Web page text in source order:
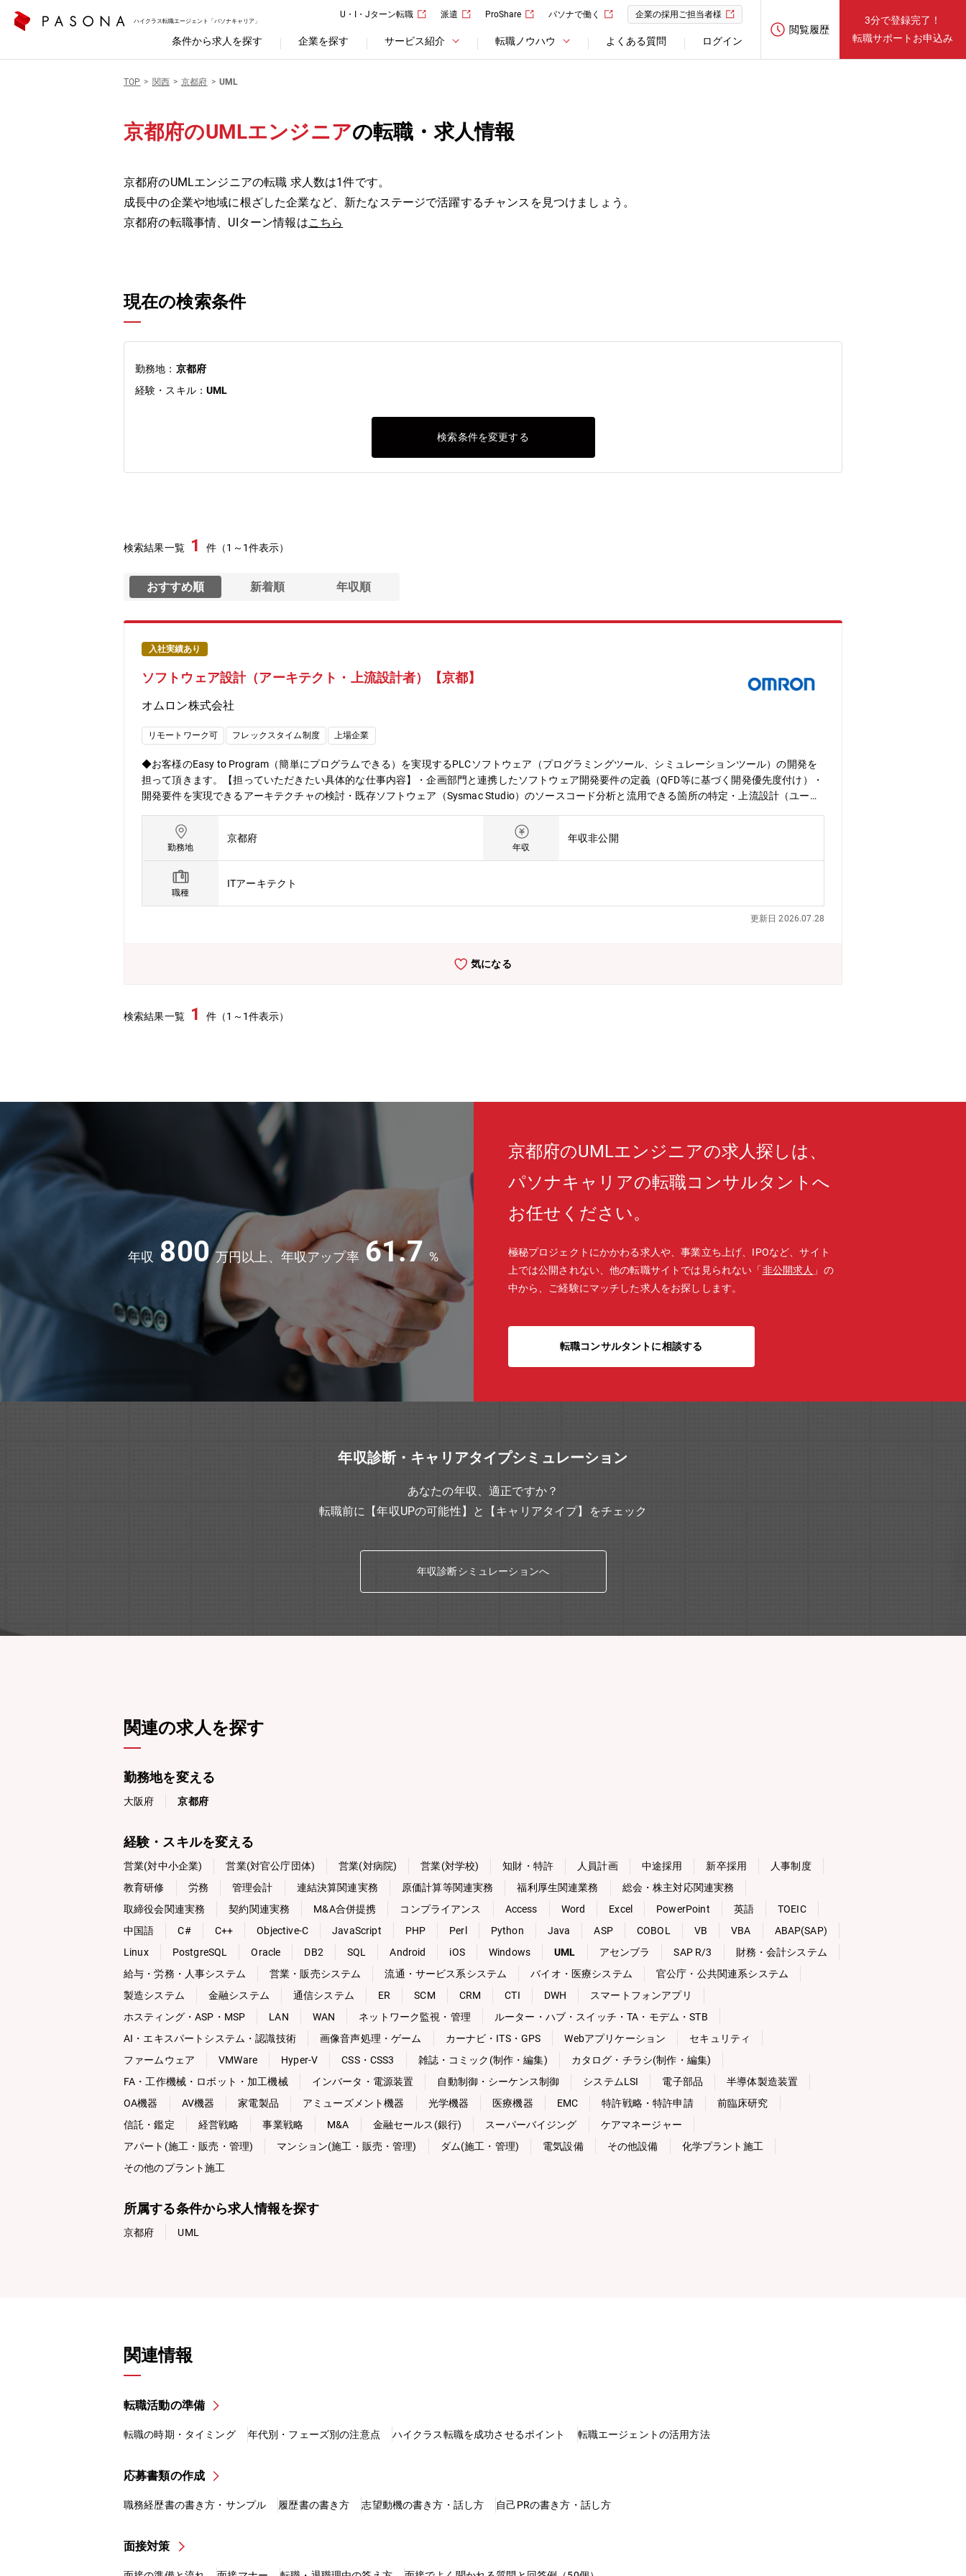
ハイクラス転職エージェント「パソナキャリア」
U・I・Jターン転職 派遣 ProShare パソナで働く 企業の採用ご担当者様
条件から求人を探す 企業を探す サービス紹介 転職ノウハウ よくある質問 ログイン
閲覧履歴
3分で登録完了！
転職サポートお申込み
TOP 関西 京都府 UML
京都府のUMLエンジニアの転職・求人情報
京都府のUMLエンジニアの転職 求人数は1件です。
成長中の企業や地域に根ざした企業など、新たなステージで活躍するチャンスを見つけましょう。
京都府の転職事情、UIターン情報はこちら
現在の検索条件
勤務地： 京都府
経験・スキル：UML
検索条件を変更する
検索結果一覧 1 件（1～1件表示）
おすすめ順 新着順 年収順
入社実績あり
ソフトウェア設計（アーキテクト・上流設計者）【京都】
オムロン株式会社
リモートワーク可 フレックスタイム制度 上場企業
◆お客様のEasy to Program（簡単にプログラムできる）を実現するPLCソフトウェア（プログラミングツール、シミュレーションツール）の開発を
担って頂きます。【担っていただきたい具体的な仕事内容】・企画部門と連携したソフトウェア開発要件の定義（QFD等に基づく開発優先度付け）・
開発要件を実現できるアーキテクチャの検討・既存ソフトウェア（Sysmac Studio）のソースコード分析と流用できる箇所の特定・上流設計（ユース
り現場は、熟練技術者の高齢化、人財不足、属人化した開発に起因した低い開発生産性、など深刻な課題に直面しています。我々は、生成AIやシミュ
レーションなどDX技術やネットワーク技術を活用し、製造業のお客様の開発生産性向上を通じて、世界や日本の製造業をより良くしていくことを目
指しています。我々と一緒に、「製造業DX」の推進を通じて製造業をより良くしていきたい、という想いを持った方を、業界・企業問わず幅広く募
集しています（制御機器の開発経験は問いません）。【具体的な仕事内容に対しての期待する成果】■製造業・社会への貢献PLCプログラム開発の自
動化を進めることで、製造業が直面する深刻な問題（熟練技術者の高齢化、人財不足、属人化した開発に起因した低い開発生産性）の解決に貢献でき
ます。■事業への貢献お客様と一緒に課題解決をすることで、お客様の事業拡大に貢献し、結果、自社のコントローラ事業拡大に貢献できます。■ご
自身のキャリアの成長・製造業DXの最前線で、社会的意義のあるPLCプログラム開発の自動化に関わることができます・同社での経験を積むこと
管理・Jira / Redmine / Slack など■ その他・O365【組織構成】■商品事業本部 テクノロジーイノベーションセンタ 開発部同部門は、PLCを中心と
中心とした若いチームです。・1on1や面接を通じて、ご自身のWILLの表出を大事にする職場です。・ご自身のキャリア形成が可能です（e-learning補
る人物像】■チームワーキングに喜びを感じる方■新しい技術に興味を持ち、チャレンジしていく方■自ら率先して開発に取り組む方
勤務地
京都府
年収
年収非公開
職種
ITアーキテクト
更新日 2026.07.28
気になる
検索結果一覧 1 件（1～1件表示）
年収 800 万円以上、年収アップ率 61.7 %
京都府のUMLエンジニアの求人探しは、
パソナキャリアの転職コンサルタントへ
お任せください。
極秘プロジェクトにかかわる求人や、事業立ち上げ、IPOなど、サイト
上では公開されない、他の転職サイトでは見られない「非公開求人 」の
中から、ご経験にマッチした求人をお探しします。
転職コンサルタントに相談する
年収診断・キャリアタイプシミュレーション
あなたの年収、適正ですか？
転職前に【年収UPの可能性】と【キャリアタイプ】をチェック
年収診断シミュレーションへ
関連の求人を探す
勤務地を変える
大阪府 京都府
経験・スキルを変える
営業(対中小企業) 営業(対官公庁団体) 営業(対病院) 営業(対学校) 知財・特許 人員計画 中途採用 新卒採用
人事制度
教育研修
労務 管理会計 連結決算関連実務 原価計算等関連実務 福利厚生関連業務
総会・株主対応関連実務
取締役会関連実務
契約関連実務 M&A合併提携 コンプライアンス Access Word Excel PowerPoint 英語
TOEIC
中国語
C# C++ Objective-C JavaScript PHP Perl Python Java ASP COBOL VB VBA
ABAP(SAP)
Linux
PostgreSQL Oracle DB2 SQL Android iOS Windows UML アセンブラ SAP R/3
財務・会計システム
給与・労務・人事システム
営業・販売システム 流通・サービス系システム バイオ・医療システム
官公庁・公共関連系システム
製造システム
金融システム 通信システム ER SCM CRM CTI DWH
スマートフォンアプリ
ホスティング・ASP・MSP
LAN WAN ネットワーク監視・管理
ルーター・ハブ・スイッチ・TA・モデム・STB
AI・エキスパートシステム・認識技術
画像音声処理・ゲーム カーナビ・ITS・GPS Webアプリケーション
セキュリティ
ファームウェア
VMWare Hyper-V CSS・CSS3 雑誌・コミック(制作・編集)
カタログ・チラシ(制作・編集)
FA・工作機械・ロボット・加工機械
インバータ・電源装置 自動制御・シーケンス制御 システムLSI 電子部品
半導体製造装置
OA機器
AV機器 家電製品 アミューズメント機器 光学機器 医療機器 EMC 特許戦略・特許申請
前臨床研究
信託・鑑定
経営戦略 事業戦略 M&A 金融セールス(銀行) スーパーバイジング
ケアマネージャー
アパート(施工・販売・管理)
マンション(施工・販売・管理) ダム(施工・管理) 電気設備 その他設備
化学プラント施工
その他のプラント施工
所属する条件から求人情報を探す
京都府 UML
関連情報
転職活動の準備
転職の時期・タイミング 年代別・フェーズ別の注意点 ハイクラス転職を成功させるポイント 転職エージェントの活用方法
応募書類の作成
職務経歴書の書き方・サンプル 履歴書の書き方 志望動機の書き方・話し方 自己PRの書き方・話し方
面接対策